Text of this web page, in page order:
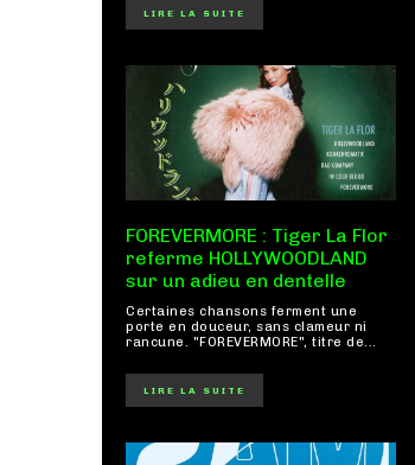
LIRE LA SUITE
FOREVERMORE : Tiger La Flor
referme HOLLYWOODLAND
sur un adieu en dentelle
Certaines chansons ferment une
porte en douceur, sans clameur ni
rancune. "FOREVERMORE", titre de...
LIRE LA SUITE